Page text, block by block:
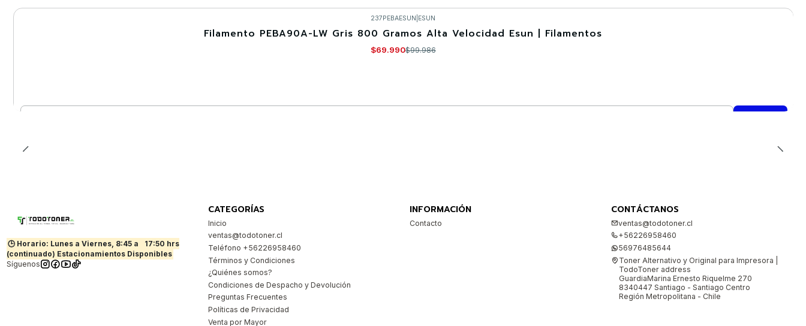
237PEBAESUN ESUN
Filamento PEBA90A-LW Gris 800 Gramos Alta Velocidad Esun | Filamentos
$69.990$99.986
🕒 Horario: Lunes a Viernes, 8:45 a
17:50 hrs
(continuado) Estacionamientos Disponibles
Síguenos
CATEGORÍAS
Inicio
ventas@todotoner.cl
Teléfono +56226958460
Términos y Condiciones
¿Quiénes somos?
Condiciones de Despacho y Devolución
Preguntas Frecuentes
Políticas de Privacidad
Venta por Mayor
INFORMACIÓN
Contacto
CONTÁCTANOS
ventas@todotoner.cl
+56226958460
56976485644
Toner Alternativo y Original para Impresora |
TodoToner address
GuardiaMarina Ernesto Riquelme 270
8340447 Santiago - Santiago Centro
Región Metropolitana - Chile